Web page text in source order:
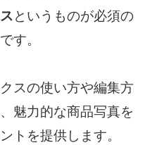
というものが必須の
す。
スの使い方や編集方
魅力的な商品写真を
トを提供します。